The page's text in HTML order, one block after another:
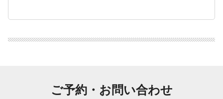
ご予約・お問い合わせ